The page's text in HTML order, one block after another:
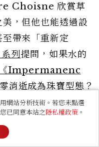
Choisne 欣賞草
，但他也能透過設
帶來「重新定
列 提問，如果水的
Impermanenc
消逝成為珠寶型態？
網站分析技術。若您未點選
已同意本站之隱私權政策 。